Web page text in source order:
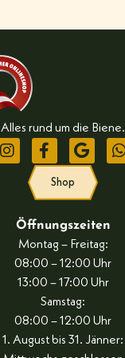
Alles rund um die Biene.
Shop
Öffnungszeiten
Montag – Freitag:
08:00 – 12:00 Uhr
13:00 – 17:00 Uhr
Samstag:
08:00 – 12:00 Uhr
1. August bis 31. Jänner: